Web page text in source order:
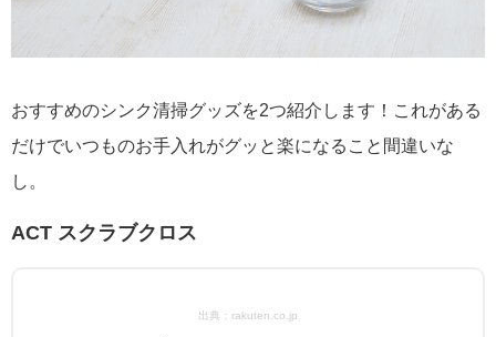
おすすめのシンク清掃グッズを2つ紹介します！これがある
だけでいつものお手入れがグッと楽になること間違いな
し。
ACT スクラブクロス
出典：rakuten.co.jp